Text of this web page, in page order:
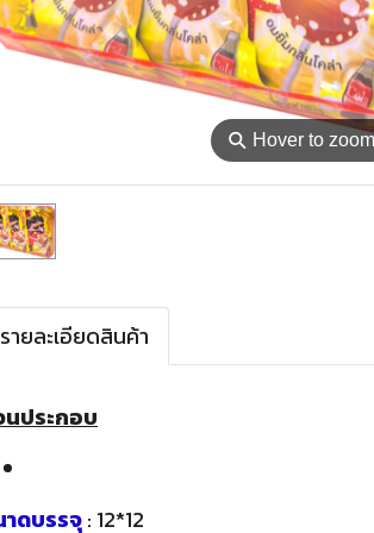
⚲ Hover to zoom
รายละเอียดสินค้า
นประกอบ
ดบรรจุ: 12*12